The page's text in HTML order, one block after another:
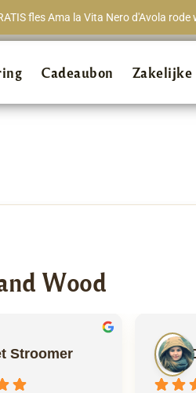
fles Ama la Vita Nero d'Avola rode
98% van onze klanten
Cadeaubon
Wood
Stroomer